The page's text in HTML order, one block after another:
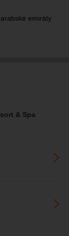
emiráty
& Spa